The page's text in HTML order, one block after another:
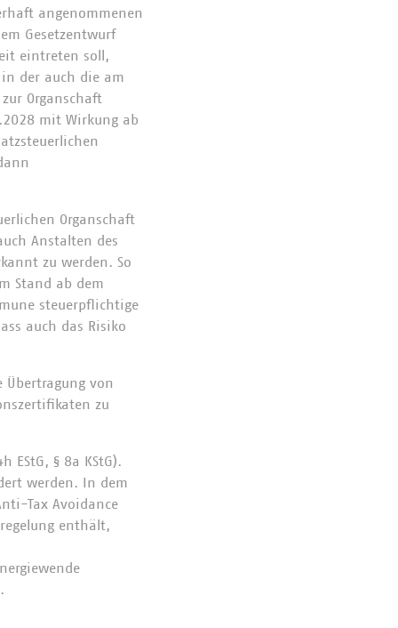
angenommenen
Gesetzentwurf
eintreten soll,
in der auch die am
Organschaft
mit Wirkung ab
Organschaft
Anstalten des
zu werden. So
Stand ab dem
steuerpflichtige
auch das Risiko
Übertragung von
zu
EStG, § 8a KStG).
werden. In dem
Tax Avoidance
enthält,